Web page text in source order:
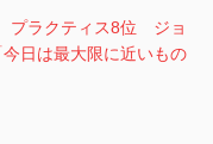
プラクティス8位 ジョ
日は最大限に近いもの